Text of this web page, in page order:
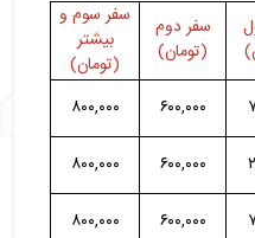
سفر دوم
(تومان)
سفر سوم و
بیشتر
(تومان)
۶۰۰,۰۰۰
۸۰۰,۰۰۰
۶۰۰,۰۰۰
۸۰۰,۰۰۰
۶۰۰,۰۰۰
۸۰۰,۰۰۰